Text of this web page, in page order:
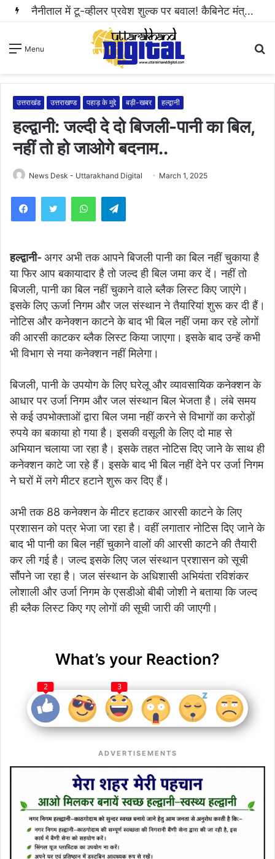
नैनीताल में टू-व्हीलर प्रवेश शुल्क पर बवाल! कैबिनेट मंत्री राम सिंह कैड़ा ने रुकवाई वसूली..
Menu
उत्तराखंड उत्तराखण्ड पहाड़ के मुद्दे बड़ी-खबर हल्द्वानी
हल्द्वानी: जल्दी दे दो बिजली-पानी का बिल,
नहीं तो हो जाओगे बदनाम..
News Desk - Uttarakhand Digital March 1, 2025
WhatsAppTelegram
हल्द्वानी-अगर अभी तक आपने बिजली पानी का बिल नहीं चुकाया है
या फिर आप बकायादार है तो जल्द ही बिल जमा कर दें। नहीं तो
बिजली, पानी का बिल नहीं चुकाने वाले ब्लैक लिस्ट किए जाएंगे।
इसके लिए ऊर्जा निगम और जल संस्थान ने तैयारियां शुरू कर दी हैं।
नोटिस और कनेक्शन काटने के बाद भी बिल नहीं जमा कर रहे लोगों
की आरसी काटकर ब्लैक लिस्ट किया जाएगा। इसके बाद उन्हें कभी
भी विभाग से नया कनेक्शन नहीं मिलेगा।
बिजली, पानी के उपयोग के लिए घरेलू और व्यावसायिक कनेक्शन के
आधार पर उर्जा निगम और जल संस्थान बिल भेजता है। लंबे समय
से कई उपभोक्ताओं द्वारा बिल जमा नहीं करने से विभागों का करोड़ों
रुपये का बकाया हो गया है। इसकी वसूली के लिए दो माह से
अभियान चलाया जा रहा है। इसके तहत नोटिस दिए जाने के साथ ही
कनेक्शन काटे जा रहे हैं। इसके बाद भी बिल नहीं देने पर उर्जा निगम
ने घरों में लगे मीटर हटाने शुरू कर दिए हैं।
अभी तक 88 कनेक्शन के मीटर हटाकर आरसी काटने के लिए
प्रशासन को पत्र भेजा जा रहा है। वहीं लगातार नोटिस दिए जाने के
बाद भी पानी का बिल नहीं चुकाने वालों की आरसी काटने की तैयारी
कर ली गई है। जल्द इसके लिए जल संस्थान प्रशासन को सूची
सौंपने जा रहा है। जल संस्थान के अधिशासी अभियंता रविशंकर
लोशाली और उर्जा निगम के एसडीओ बीबी जोशी ने बताया कि जल्द
ही ब्लैक लिस्ट किए गए लोगों की सूची जारी की जाएगी।
What’s your Reaction?
2 3
ADVERTISEMENTS